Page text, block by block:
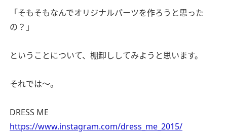
「そもそもなんでオリジナルパーツを作ろうと思った
の？」
ということについて、棚卸ししてみようと思います。
それでは〜。
DRESS ME
https://www.instagram.com/dress_me_2015/